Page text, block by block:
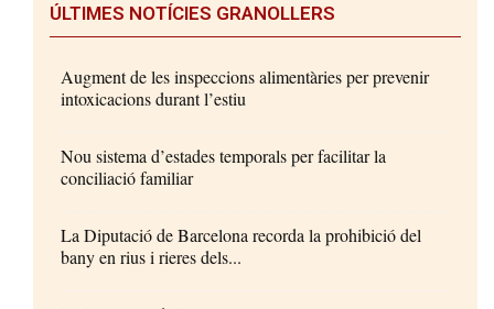
ÚLTIMES NOTÍCIES GRANOLLERS
Augment de les inspeccions alimentàries per prevenir
intoxicacions durant l’estiu
Nou sistema d’estades temporals per facilitar la
conciliació familiar
La Diputació de Barcelona recorda la prohibició del
bany en rius i rieres dels...